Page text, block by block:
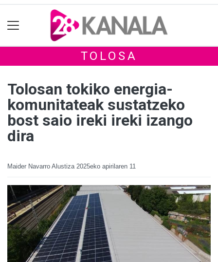
TOLOSA
Tolosan tokiko energia-
komunitateak sustatzeko
bost saio ireki ireki izango
dira
Maider Navarro Alustiza 2025eko apirilaren 11